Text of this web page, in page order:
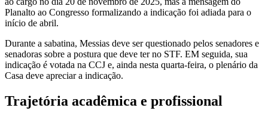
Planalto ao Congresso formalizando a indicação foi adiada para o
início de abril.
Durante a sabatina, Messias deve ser questionado pelos senadores e
senadoras sobre a postura que deve ter no STF. EM seguida, sua
indicação é votada na CCJ e, ainda nesta quarta-feira, o plenário da
Casa deve apreciar a indicação.
Trajetória acadêmica e profissional